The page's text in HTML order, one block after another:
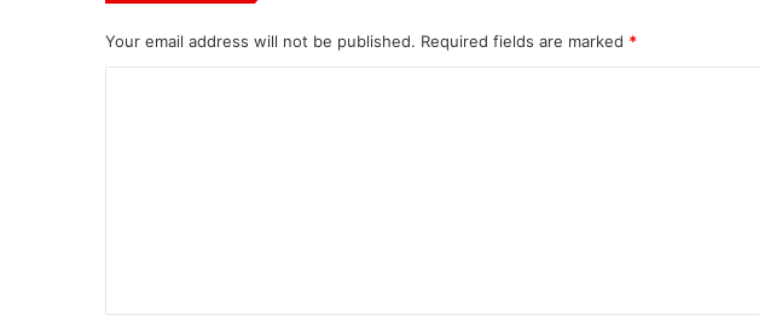
Your email address will not be published. Required fields are marked *